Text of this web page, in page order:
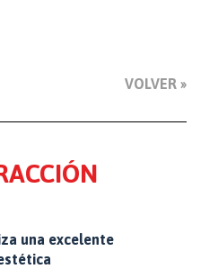
VOLVER »
una excelente